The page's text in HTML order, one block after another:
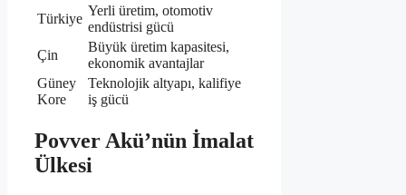
Türkiye
Yerli üretim, otomotiv
endüstrisi gücü
Çin
Büyük üretim kapasitesi,
ekonomik avantajlar
Güney
Kore
Teknolojik altyapı, kalifiye
iş gücü
Povver Akü’nün İmalat
Ülkesi